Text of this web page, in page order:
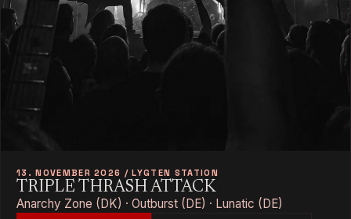
13. NOVEMBER 2026 / LYGTEN STATION
TRIPLE THRASH ATTACK
Anarchy Zone (DK) · Outburst (DE) · Lunatic (DE)